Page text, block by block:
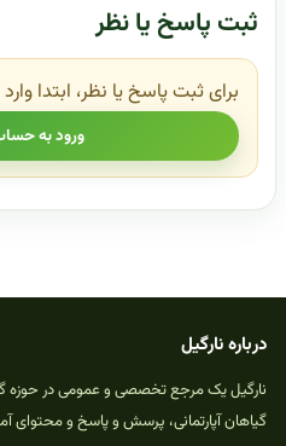
ثبت پاسخ یا نظر
برای ثبت پاسخ یا نظر، ابتدا
ورود به
درباره نارگیل
نارگیل یک مرجع تخصصی و عمومی در حوزه
گیاهان آپارتمانی، پرسش و پاسخ و محتوای